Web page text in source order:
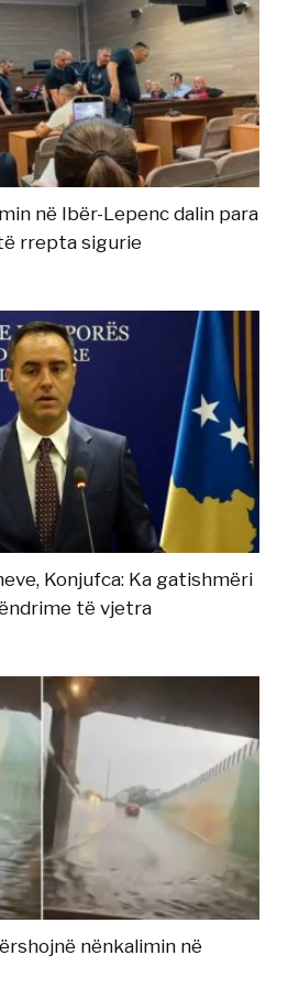
në Ibër-Lepenc dalin para
rrepta sigurie
Konjufca: Ka gatishmëri
të vjetra
nënkalimin në